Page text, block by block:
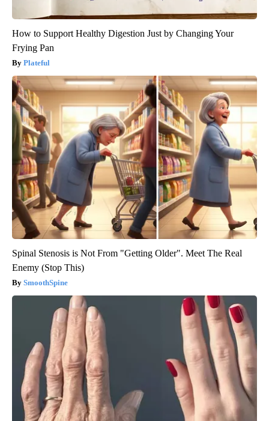
How to Support Healthy Digestion Just by Changing Your
Frying Pan
Plateful
Spinal Stenosis is Not From "Getting Older". Meet The Real
Enemy (Stop This)
SmoothSpine